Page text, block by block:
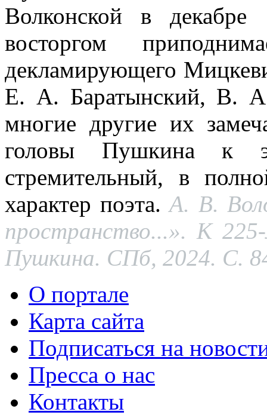
Волконской в
восторгом
декламирующего
Е. А. Баратынский, В.
многие другие их
головы Пушкина к
стремительный, в
характер поэта.А. В.
пространство...». К
Пушкина. СПб, 2024. С.
О портале
Карта сайта
Подписаться на
Пресса о нас
Контакты